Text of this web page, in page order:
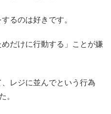
るのは好きです。
めだけに行動する」ことが嫌
レジに並んでという行為
。